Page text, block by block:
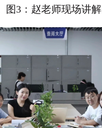
图3：赵老师现场讲解